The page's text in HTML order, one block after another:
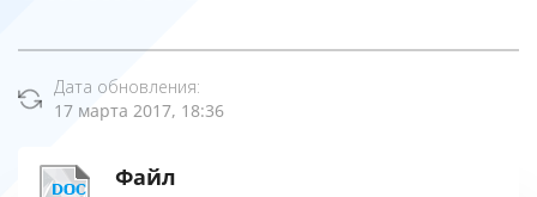
Дата обновления:
17 марта 2017, 18:36
Файл